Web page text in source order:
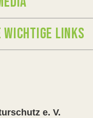
LINKS
e. V.